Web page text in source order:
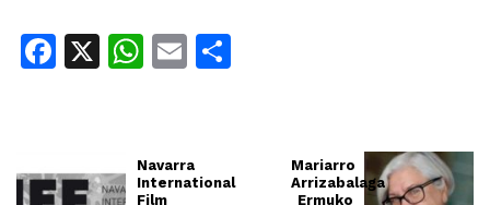
Facebook
X WhatsApp
Email
Navarra
International
Film
Mariarro
Arrizabalaga
Ermuko